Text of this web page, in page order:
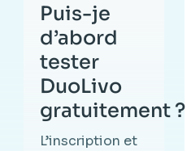
Puis-je
d’abord
tester
DuoLivo
gratuitement ?
L’inscription et